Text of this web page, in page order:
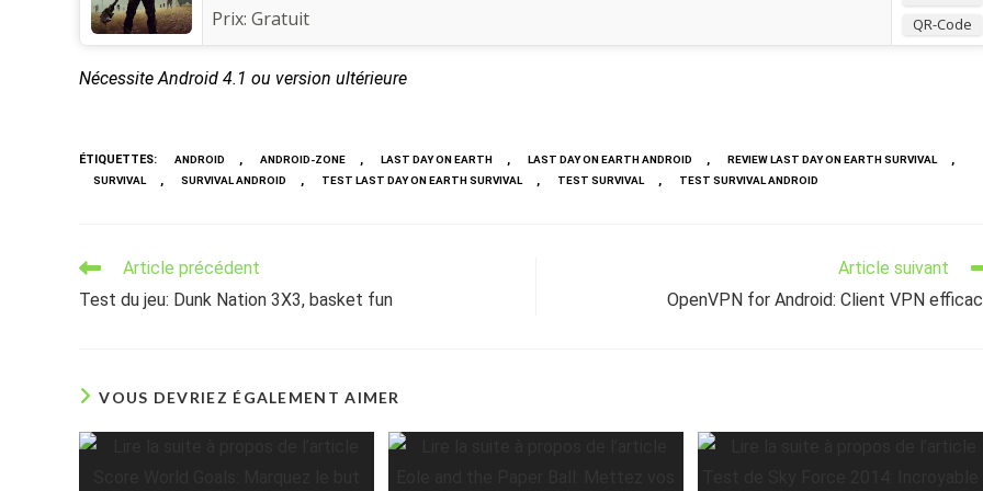
QR-Code
Prix: Gratuit
Nécessite Android 4.1 ou version ultérieure
ÉTIQUETTES: ANDROID , ANDROID-ZONE , LAST DAY ON EARTH , LAST DAY ON EARTH ANDROID , REVIEW LAST DAY ON EARTH SURVIVAL ,
SURVIVAL , SURVIVAL ANDROID , TEST LAST DAY ON EARTH SURVIVAL , TEST SURVIVAL , TEST SURVIVAL ANDROID
Read
articles
Article précédent
Test du jeu: Dunk Nation 3X3, basket fun
Article suivant
OpenVPN for Android: Client VPN
VOUS DEVRIEZ ÉGALEMENT AIMER